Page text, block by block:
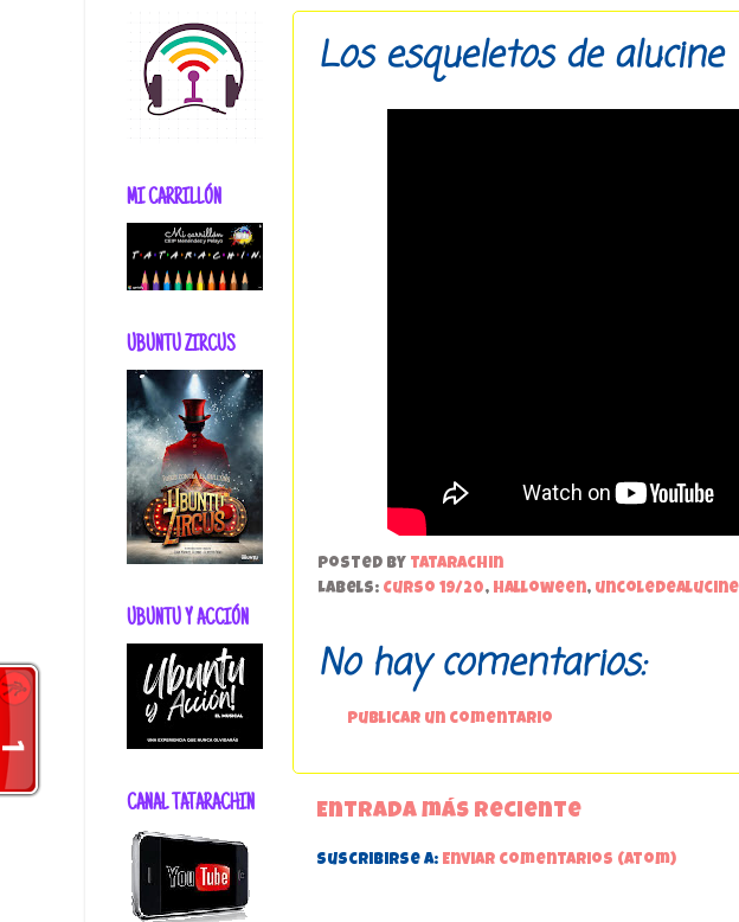
Los esqueletos de alucine
Posted by tatarachin
Labels: Curso 19/20, Halloween, uncoledealucine
No hay comentarios:
Publicar un comentario
Entrada más reciente
Suscribirse a: Enviar comentarios (Atom)
MI CARRILLÓN
UBUNTU ZIRCUS
UBUNTU Y ACCIÓN
CANAL TATARACHIN